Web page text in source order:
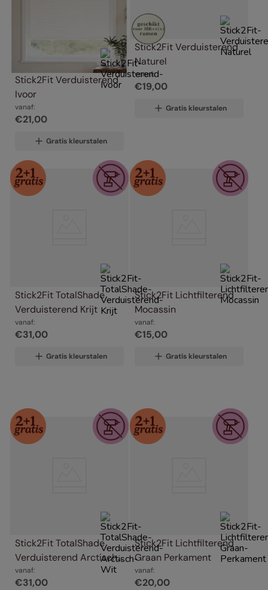
Stick2Fit Verduisterend
Ivoor
vanaf:
€21,00
Gratis kleurstalen
Stick2Fit Verduisterend
Naturel
vanaf:
€19,00
Gratis kleurstalen
Stick2Fit TotalShade
Verduisterend Krijt
vanaf:
€31,00
Gratis kleurstalen
Stick2Fit Lichtfilterend
Mocassin
vanaf:
€15,00
Gratis kleurstalen
Stick2Fit TotalShade
Verduisterend Arctisch
Wit
vanaf:
€31,00
Stick2Fit Lichtfilterend
Graan Perkament
vanaf:
€20,00